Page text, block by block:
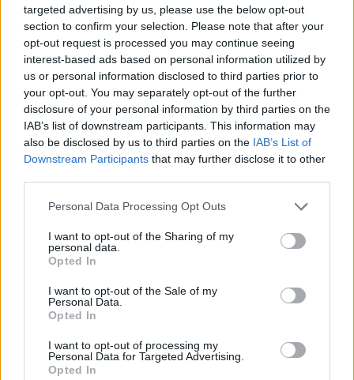
targeted advertising by us, please use the below opt-out
section to confirm your selection. Please note that after your
opt-out request is processed you may continue seeing
interest-based ads based on personal information utilized by
us or personal information disclosed to third parties prior to
your opt-out. You may separately opt-out of the further
disclosure of your personal information by third parties on the
IAB’s list of downstream participants. This information may
also be disclosed by us to third parties on the IAB’s List of
Downstream Participants that may further disclose it to other
Personal Data Processing Opt Outs
I want to opt-out of the Sharing of my
personal data.
Opted In
I want to opt-out of the Sale of my
Personal Data.
Opted In
I want to opt-out of processing my
Personal Data for Targeted Advertising.
Opted In
Ξεκινάει στις 3 Ιουλίου το
53ο Φεστιβάλ Ολύμπου
04/07/2024 - 22:30
Φωτιά στα Γλυκά Νερά:
«Αναλαμβάνουμε τις
ευθύνες μας», λέει η
κατασκευάστρια εταιρεία
του drone
05/07/2024 - 09:04